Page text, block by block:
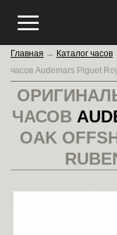
Главная → Каталог часов
часов Audemars Piguet
ЧАСОВ
OAK